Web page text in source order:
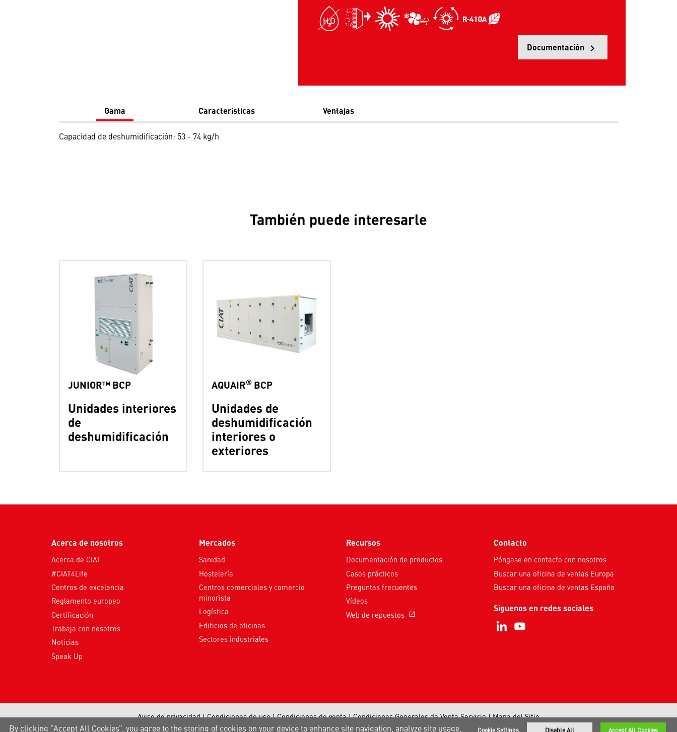
Documentación keyboard_arrow_rightOpens in a
Gama Características Ventajas
Capacidad de deshumidificación: 53 - 74 kg/h
También puede interesarle
Unidades interiores
de
deshumidificación
JUNIOR™ BCP
Unidades de
deshumidificación
interiores o
exteriores
AQUAIR® BCP
Acerca de nosotros
Acerca de CIAT
#CIAT4Life
Centros de excelencia
Reglamento europeo
Certificación
Trabaja con nosotros
Noticias
Speak Up
Mercados
Sanidad
Hostelería
Centros comerciales y comercio
minorista
Logística
Edificios de oficinas
Sectores industriales
Recursos
Documentación de productos
Casos prácticos
Preguntas frecuentes
Vídeos
Web de repuestos
open_in_new
Contacto
Póngase en contacto con nosotros
Buscar una oficina de ventas Europa
Buscar una oficina de ventas España
Síguenos en redes sociales
Aviso de privacidad|Condiciones de uso|Condiciones de venta|Condiciones Generales de Venta Servicio|Mapa del Sitio
Una Compañía de Carrier
By clicking “Accept All Cookies”, you agree to the storing of cookies on your device to enhance site navigation, analyze site usage, Cookie Settings Disable All Accept All Cookies